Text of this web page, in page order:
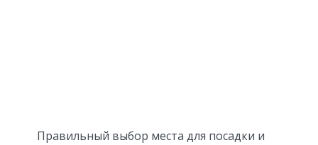
Правильный выбор места для посадки и